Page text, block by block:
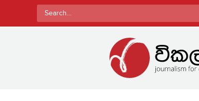
Search
for: